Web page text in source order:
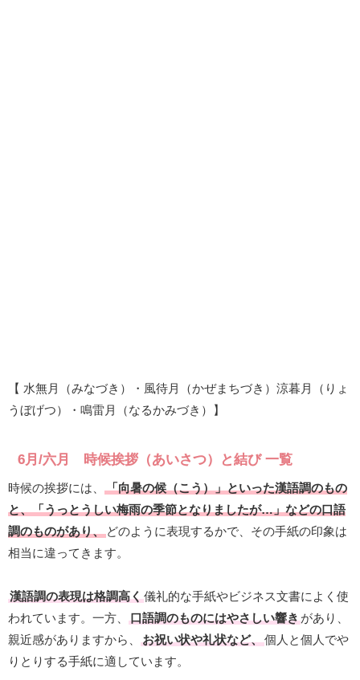
【 水無月（みなづき）・風待月（かぜまちづき）涼暮月（りょ
うぼげつ）・鳴雷月（なるかみづき）】
6月/六月 時候挨拶（あいさつ）と結び 一覧
時候の挨拶には、
「向暑の候（こう）」といった漢語調のもの
と、「うっとうしい梅雨の季節となりましたが…」などの口語
調のものがあり、どのように表現するかで、その手紙の印象は
相当に違ってきます。
漢語調の表現は格調高く儀礼的な手紙やビジネス文書によく使
われています。一方、
口語調のものにはやさしい響きがあり、
親近感がありますから、
お祝い状や礼状など、個人と個人でや
りとりする手紙に適しています。